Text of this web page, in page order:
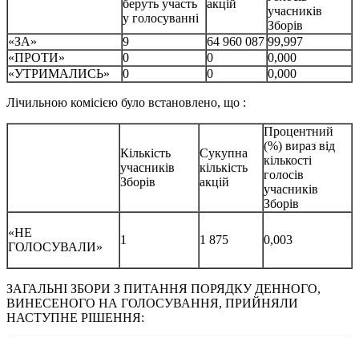
беруть участь
у голосуванні
акцій
учасників
Зборів
«ЗА»
9 64 960 087 99,997
«ПРОТИ»
0 0
0,000
«УТРИМАЛИСЬ»
0 0 0,000
Лічильною комісією було встановлено, що :
Кількість
учасників
Зборів
Сукупна
кількість
акцій
Процентний
(%) вираз від
кількості
голосів
учасників
Зборів
«НЕ
ГОЛОСУВАЛИ»
1 1 875 0,003
ЗАГАЛЬНІ ЗБОРИ З ПИТАННЯ ПОРЯДКУ ДЕННОГО,
ВИНЕСЕНОГО НА ГОЛОСУВАННЯ, ПРИЙНЯЛИ
НАСТУПНЕ РІШЕННЯ: